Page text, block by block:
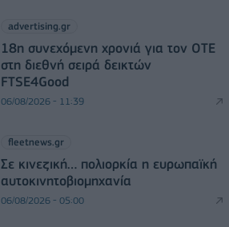
advertising.gr
18η συνεχόμενη χρονιά για τον ΟΤΕ
στη διεθνή σειρά δεικτών
FTSE4Good
06/08/2026 - 11:39
fleetnews.gr
Σε κινεζική… πολιορκία η ευρωπαϊκή
αυτοκινητοβιομηχανία
06/08/2026 - 05:00